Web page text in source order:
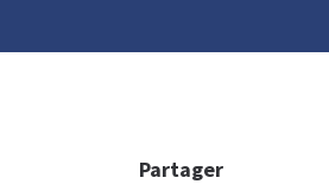
Partager